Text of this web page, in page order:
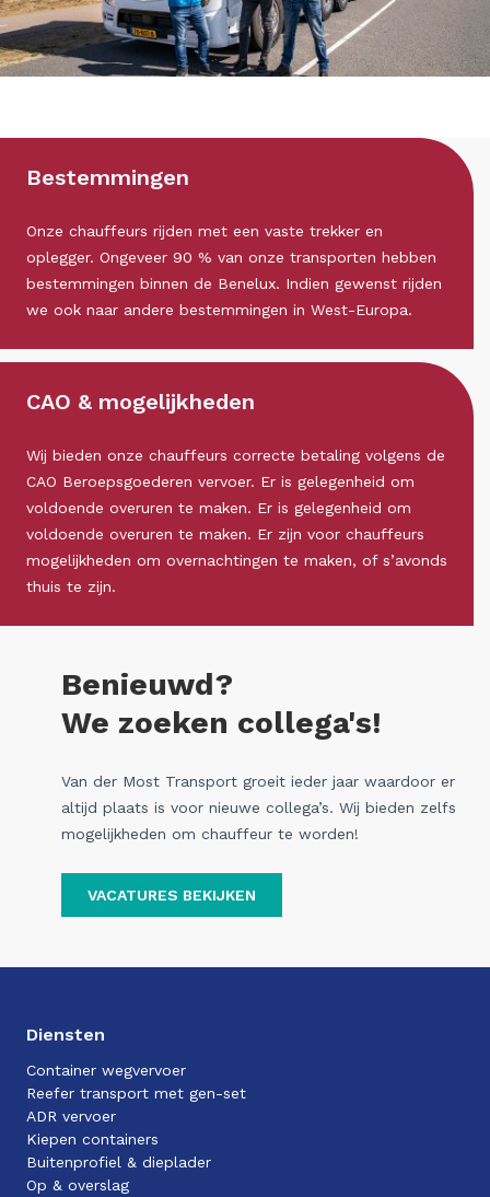
Bestemmingen
Onze chauffeurs rijden met een vaste trekker en
oplegger. Ongeveer 90 % van onze transporten hebben
bestemmingen binnen de Benelux. Indien gewenst rijden
we ook naar andere bestemmingen in West-Europa.
CAO & mogelijkheden
Wij bieden onze chauffeurs correcte betaling volgens de
CAO Beroepsgoederen vervoer. Er is gelegenheid om
voldoende overuren te maken. Er is gelegenheid om
voldoende overuren te maken. Er zijn voor chauffeurs
mogelijkheden om overnachtingen te maken, of s’avonds
thuis te zijn.
Benieuwd?
We zoeken collega's!
Van der Most Transport groeit ieder jaar waardoor er
altijd plaats is voor nieuwe collega’s. Wij bieden zelfs
mogelijkheden om chauffeur te worden!
VACATURES BEKIJKEN
Diensten
Container wegvervoer
Reefer transport met gen-set
ADR vervoer
Kiepen containers
Buitenprofiel & dieplader
Op & overslag